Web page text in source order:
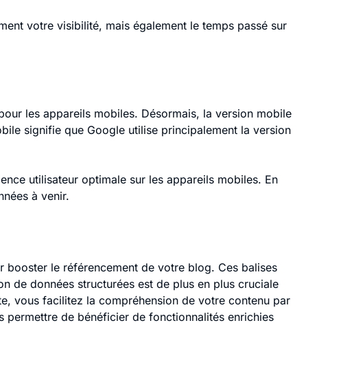
votre visibilité, mais également le temps passé sur
les appareils mobiles. Désormais, la version mobile
signifie que Google utilise principalement la version
utilisateur optimale sur les appareils mobiles. En
à venir.
booster le référencement de votre blog. Ces balises
de données structurées est de plus en plus cruciale
vous facilitez la compréhension de votre contenu par
permettre de bénéficier de fonctionnalités enrichies